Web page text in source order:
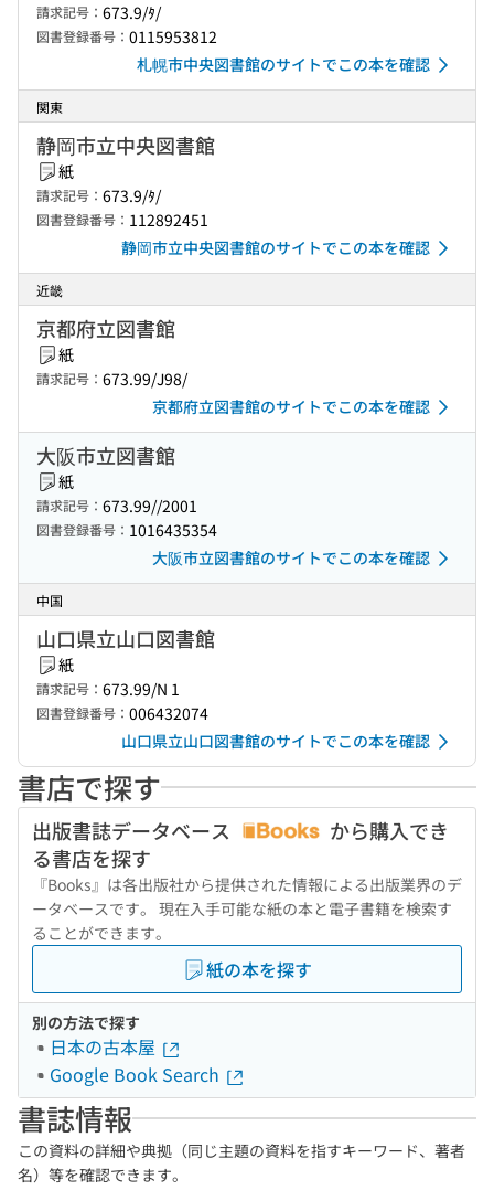
請求記号： 673.9/ﾀ/
図書登録番号： 0115953812
札幌市中央図書館のサイトでこの本を確認
関東
静岡市立中央図書館
紙
請求記号： 673.9/ﾀ/
図書登録番号： 112892451
静岡市立中央図書館のサイトでこの本を確認
近畿
京都府立図書館
紙
請求記号： 673.99/J98/
京都府立図書館のサイトでこの本を確認
大阪市立図書館
紙
請求記号： 673.99//2001
図書登録番号： 1016435354
大阪市立図書館のサイトでこの本を確認
中国
山口県立山口図書館
紙
請求記号： 673.99/N 1
図書登録番号： 006432074
山口県立山口図書館のサイトでこの本を確認
書店で探す
出版書誌データベース
から購入でき
る書店を探す
『Books』は各出版社から提供された情報による出版業界のデ
ータベースです。 現在入手可能な紙の本と電子書籍を検索す
ることができます。
紙の本を探す
別の方法で探す
日本の古本屋
Google Book Search
書誌情報
この資料の詳細や典拠（同じ主題の資料を指すキーワード、著者
名）等を確認できます。